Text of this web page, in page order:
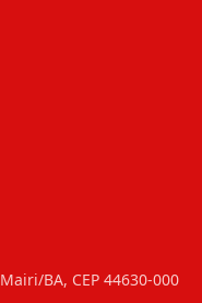
BA, CEP 44630-000